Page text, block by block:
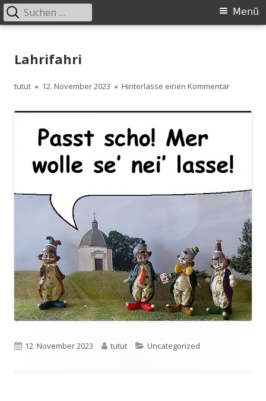
zum
Primäres
Menü
Suchen
nach:
Lahrifahri
Autor
tutut
Veröffentlicht
12. November 2023 Hinterlasse einen Kommentarzu
Veröffentlicht
12. November 2023 Autor
tutut Kategorien
Uncategorized